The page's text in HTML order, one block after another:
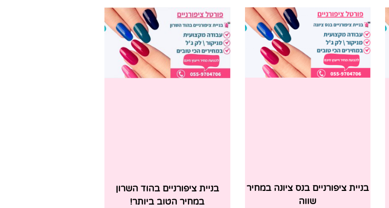
בניית ציפורניים בנס ציונה במחיר
שווה
בניית ציפורניים בהוד השרון
במחיר הטוב ביותר!